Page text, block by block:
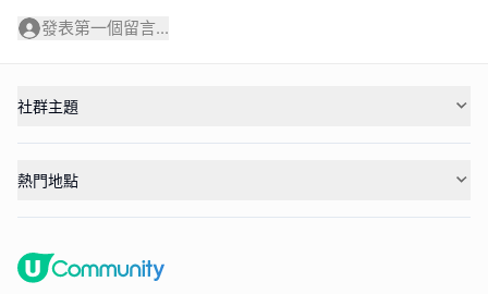
發表第一個留言...
社群主題
熱門地點